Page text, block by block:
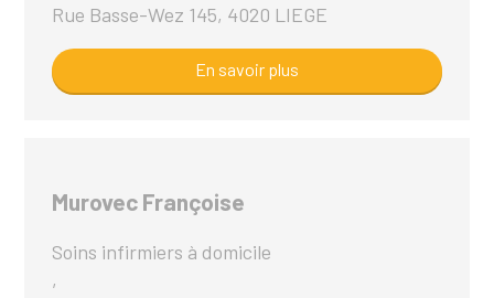
Rue Basse-Wez 145, 4020 LIEGE
En savoir plus
Murovec Françoise
Soins infirmiers à domicile
,